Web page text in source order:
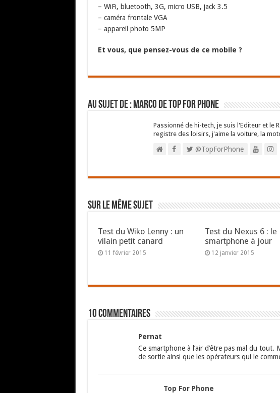
– WiFi, bluetooth, 3G, micro USB, jack 3.5
– caméra frontale VGA
– appareil photo 5MP
Et vous, que pensez-vous de ce mobile ?
Au sujet de : Marco de Top For Phone
Passionné de hi-tech, je suis l'Editeur et le
registre des loisirs, j'aime la voiture, la
@TopForPhone
Sur le même sujet
Test du Wiko Lenny : un
vilain petit canard
11 février 2015
Test du Nexus 6 : le
smartphone à jour
12 janvier 2015
10 commentaires
Pernat
Ce smartphone à l’air d’être pas mal du tout.
de sortie ainsi que les opérateurs qui le
Top For Phone